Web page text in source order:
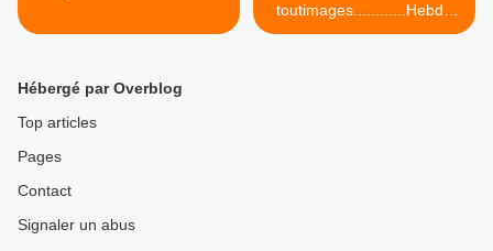
toutimages............Hebdo
n°1 >
Hébergé par Overblog
Top articles
Pages
Contact
Signaler un abus